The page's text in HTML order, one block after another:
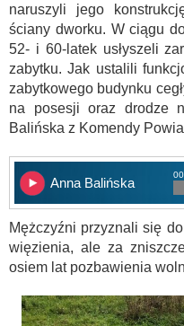
naruszyli jego
ściany dworku. W ciągu
52- i 60-latek usłyszeli
zabytku. Jak ustalili
zabytkowego budynku
na posesji oraz drodze
Balińska z Komendy
Anna Balińska
Mężczyźni przyznali się
więzienia, ale za
osiem lat pozbawienia